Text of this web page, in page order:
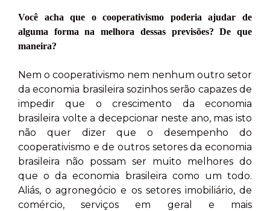
Você acha que o cooperativismo poderia ajudar de
alguma forma na melhora dessas previsões? De que
maneira?
Nem o cooperativismo nem nenhum outro setor
da economia brasileira sozinhos serão capazes de
impedir que o crescimento da economia
brasileira volte a decepcionar neste ano, mas isto
não quer dizer que o desempenho do
cooperativismo e de outros setores da economia
brasileira não possam ser muito melhores do
que o da economia brasileira como um todo.
Aliás, o agronegócio e os setores imobiliário, de
comércio, serviços em geral e mais